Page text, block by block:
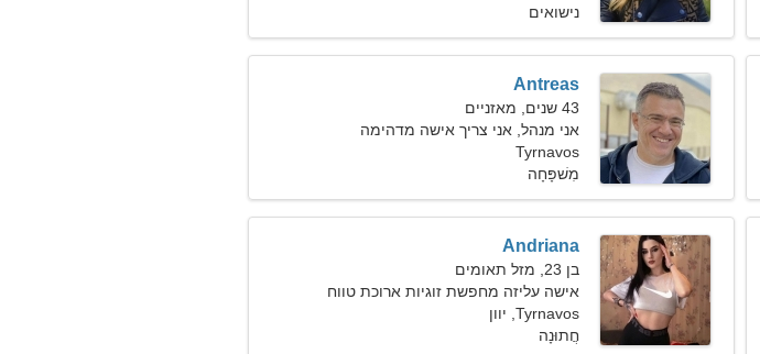
נישואים
Antreas
43 שנים, מאזניים
אני מנהל, אני צריך אישה מדהימה
Tyrnavos
מִשׁפָּחָה
Andriana
בן 23, מזל תאומים
אישה עליזה מחפשת זוגיות ארוכת טווח
Tyrnavos, יוון
חֲתוּנָה